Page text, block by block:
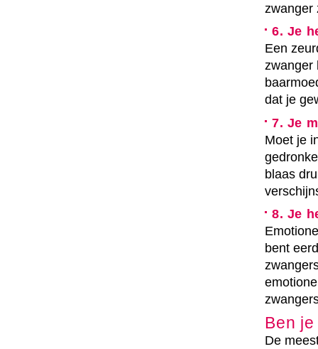
zwanger
6. Je
Een
zwanger
dat je
7. Je
Moet je
blaas
8. Je
bent
Ben
De